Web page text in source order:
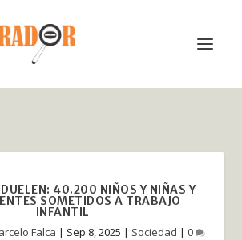
DUELEN: 40.200 NIÑOS Y NIÑAS Y
SOMETIDOS A TRABAJO
INFANTIL
Falca | Sep 8, 2025 | Sociedad | 0